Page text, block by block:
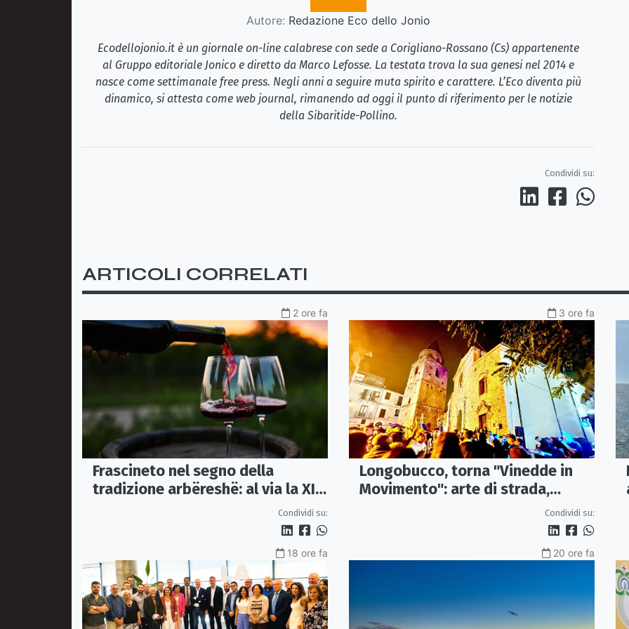
Autore: Redazione Eco dello Jonio
Ecodellojonio.it è un giornale on-line calabrese con sede a Corigliano-Rossano (Cs) appartenente
al Gruppo editoriale Jonico e diretto da Marco Lefosse. La testata trova la sua genesi nel 2014 e
nasce come settimanale free press. Negli anni a seguire muta spirito e carattere. L’Eco diventa più
dinamico, si attesta come web journal, rimanendo ad oggi il punto di riferimento per le notizie
della Sibaritide-Pollino.
Condividi su:
ARTICOLI CORRELATI
2 ore fa
Frascineto nel segno della
tradizione arbëreshë: al via la XII
edizione della Festa del VinoCondividi su:
3 ore fa
Longobucco, torna "Vinedde in
Movimento": arte di strada,
musica e sapori fanno rivivere il
Condividi su:
18 ore fa 20 ore fa